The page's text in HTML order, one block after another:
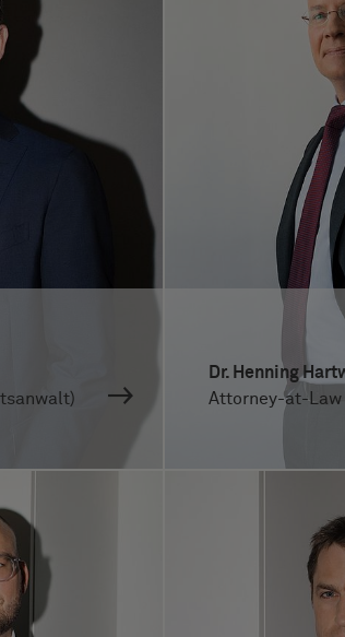
Dr. Henning
Attorney-at-Law